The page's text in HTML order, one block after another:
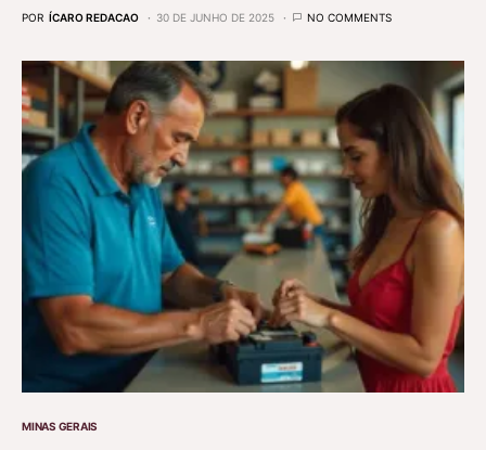
POR ÍCARO REDACAO 30 DE JUNHO DE 2025 NO COMMENTS
MINAS GERAIS